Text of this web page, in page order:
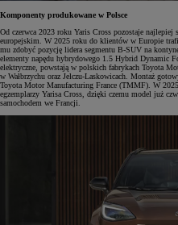
Komponenty produkowane w Polsce
Od czerwca 2023 roku Yaris Cross pozostaje
europejskim. W 2025 roku do klientów w Europie
mu zdobyć pozycję lidera segmentu B-SUV na
elementy napędu hybrydowego 1.5 Hybrid Dynamic
elektryczne, powstają w polskich fabrykach Toyota
w Wałbrzychu oraz Jelczu-Laskowicach. Montaż
Toyota Motor Manufacturing France (TMMF). W
egzemplarzy Yarisa Cross, dzięki czemu model już
samochodem we Francji.